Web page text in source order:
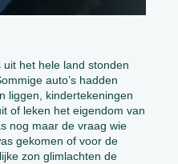
uit het hele land stonden
auto’s hadden
liggen, kindertekeningen
of leken het eigendom van
nog maar de vraag wie
gekomen of voor de
zon glimlachten de